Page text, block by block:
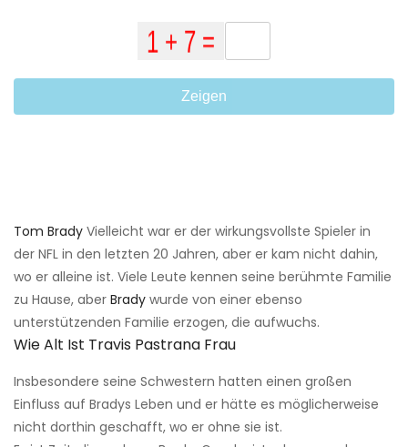
Zeigen
Tom Brady Vielleicht war er der wirkungsvollste Spieler in
der NFL in den letzten 20 Jahren, aber er kam nicht dahin,
wo er alleine ist. Viele Leute kennen seine berühmte Familie
zu Hause, aber Brady wurde von einer ebenso
unterstützenden Familie erzogen, die aufwuchs.
Wie Alt Ist Travis Pastrana Frau
Insbesondere seine Schwestern hatten einen großen
Einfluss auf Bradys Leben und er hätte es möglicherweise
nicht dorthin geschafft, wo er ohne sie ist.